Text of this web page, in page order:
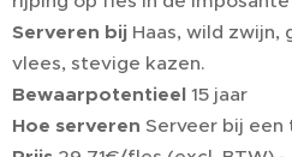
Serveren bij Haas, wild
vlees, stevige kazen.
Bewaarpotentieel 15 jaar
Hoe serveren Serveer bij een